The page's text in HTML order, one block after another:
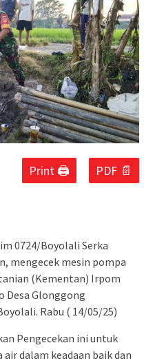
Print 🖨 PDF 📄
0724/Boyolali Serka
mengecek mesin pompa
(Kementan) Irpom
Desa Glonggong
Rabu ( 14/05/25)
Pengecekan ini untuk
dalam keadaan baik dan